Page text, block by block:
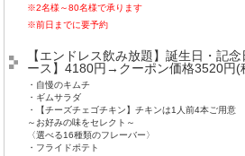
※2名様～80名様で承ります
※前日までに要予約
【エンドレス飲み放題】誕生日・記
ース】4180円→クーポン価格3520円(
・自慢のキムチ
・ギムサラダ
・【チーズチェゴチキン】チキンは1人前4本ご用意
～お好みの味をセレクト～
〈選べる16種類のフレーバー〉
・フライドポテト